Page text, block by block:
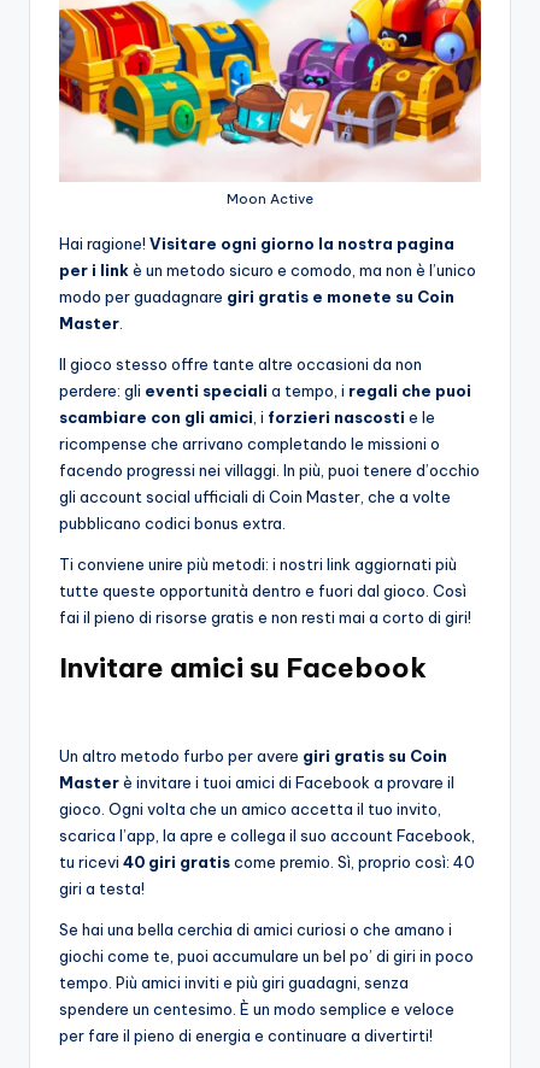
Moon Active
Hai ragione! Visitare ogni giorno la nostra pagina
per i linkè un metodo sicuro e comodo, ma non è l’unico
modo per guadagnare giri gratis e monete su Coin
Master
Il gioco stesso offre tante altre occasioni da non
perdere: gli eventi speciali a tempo, i regali che puoi
scambiare con gli amici , i forzieri nascosti e le
ricompense che arrivano completando le missioni o
facendo progressi nei villaggi. In più, puoi tenere d’occhio
gli account social ufficiali di Coin Master, che a volte
pubblicano codici bonus extra.
Ti conviene unire più metodi: i nostri link aggiornati più
tutte queste opportunità dentro e fuori dal gioco. Così
fai il pieno di risorse gratis e non resti mai a corto di giri!
Invitare amici su Facebook
Un altro metodo furbo per avere giri gratis su Coin
Masterè invitare i tuoi amici di Facebook a provare il
gioco. Ogni volta che un amico accetta il tuo invito,
scarica l’app, la apre e collega il suo account Facebook,
tu ricevi 40 giri gratiscome premio. Sì, proprio così: 40
giri a testa!
Se hai una bella cerchia di amici curiosi o che amano i
giochi come te, puoi accumulare un bel po’ di giri in poco
tempo. Più amici inviti e più giri guadagni, senza
spendere un centesimo. È un modo semplice e veloce
per fare il pieno di energia e continuare a divertirti!